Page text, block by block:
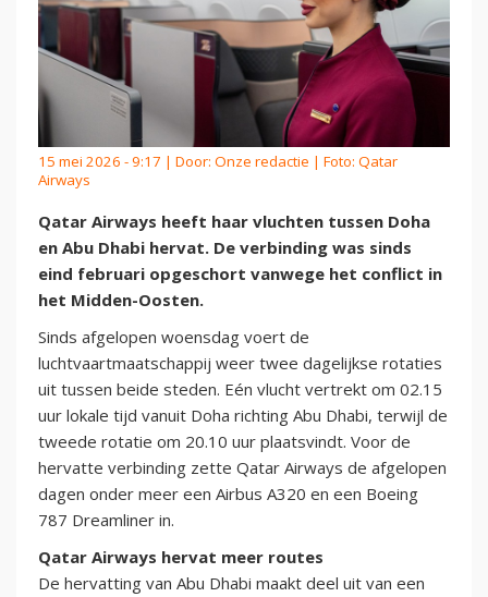
15 mei 2026 - 9:17 | Door: Onze redactie | Foto: Qatar
Airways
Qatar Airways heeft haar vluchten tussen Doha
en Abu Dhabi hervat. De verbinding was sinds
eind februari opgeschort vanwege het conflict in
het Midden-Oosten.
Sinds afgelopen woensdag voert de
luchtvaartmaatschappij weer twee dagelijkse rotaties
uit tussen beide steden. Eén vlucht vertrekt om 02.15
uur lokale tijd vanuit Doha richting Abu Dhabi, terwijl de
tweede rotatie om 20.10 uur plaatsvindt. Voor de
hervatte verbinding zette Qatar Airways de afgelopen
dagen onder meer een Airbus A320 en een Boeing
787 Dreamliner in.
Qatar Airways hervat meer routes
De hervatting van Abu Dhabi maakt deel uit van een